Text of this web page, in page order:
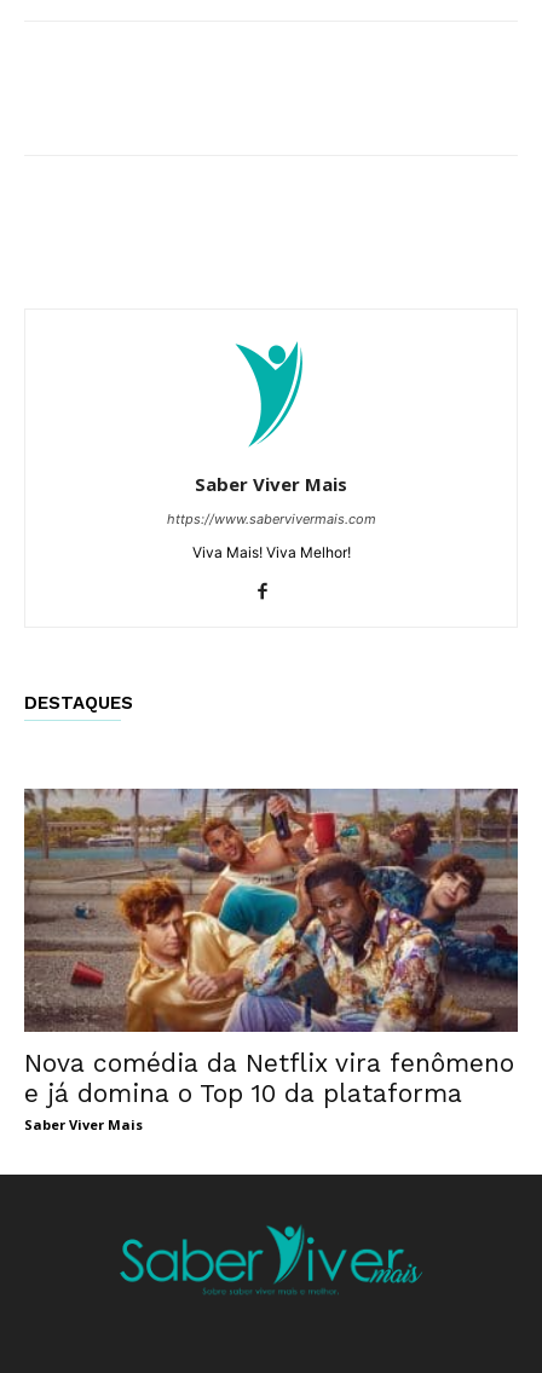
Saber Viver Mais
https://www.sabervivermais.com
Viva Mais! Viva Melhor!
DESTAQUES
Nova comédia da Netflix vira fenômeno
e já domina o Top 10 da plataforma
Saber Viver Mais